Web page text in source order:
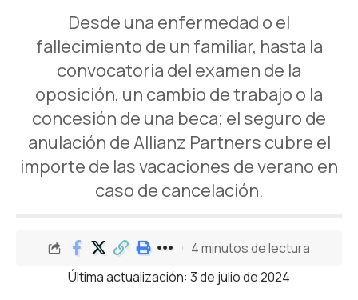
Desde una enfermedad o el
fallecimiento de un familiar, hasta la
convocatoria del examen de la
oposición, un cambio de trabajo o la
concesión de una beca; el seguro de
anulación de Allianz Partners cubre el
importe de las vacaciones de verano en
caso de cancelación.
Última actualización: 3 de julio de 2024
4 minutos de lectura